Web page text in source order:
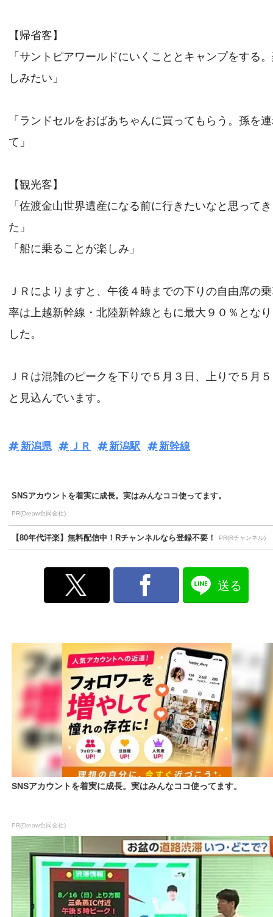
【帰省客】
「サントピアワールドにいくこととキャンプをする
しみたい」
「ランドセルをおばあちゃんに買ってもらう。孫を
て」
【観光客】
「佐渡金山世界遺産になる前に行きたいなと思ってき
た」
「船に乗ることが楽しみ」
ＪＲによりますと、午後４時までの下りの自由席の
率は上越新幹線・北陸新幹線ともに最大９０％とな
した。
ＪＲは混雑のピークを下りで５月３日、上りで５月
と見込んでいます。
新潟県 ＪＲ 新潟駅 新幹線
SNSアカウントを着実に成長。実はみんなココ使ってます。
PR(Dreaw合同会社)
【80年代洋楽】無料配信中！Rチャンネルなら登録不要！ PR(Rチャンネル)
送る
SNSアカウントを着実に成長。実はみんなココ使ってます。
PR(Dreaw合同会社)